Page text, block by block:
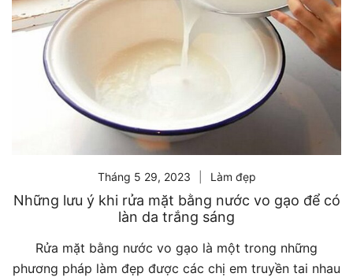
Tháng 5 29, 2023 Làm đẹp
Những lưu ý khi rửa mặt bằng nước vo gạo để có
làn da trắng sáng
Rửa mặt bằng nước vo gạo là một trong những
phương pháp làm đẹp được các chị em truyền tai nhau